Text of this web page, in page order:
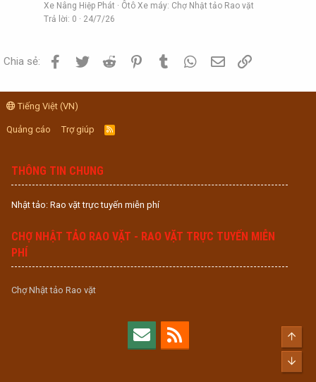
Xe Nâng Hiệp Phát
Ôtô Xe máy: Chợ Nhật tảo Rao vặt
Trả lời 0 24/7/26
Chia sẻ: Facebook
Twitter Reddit PinterestTumblr WhatsApp
Email
Tiếng Việt (VN)
Quảng cáo Trợ giúp
R
S
THÔNG TIN CHUNG
Nhật tảo: Rao vặt trực tuyến miễn phí
CHỢ NHẬT TẢO RAO VẶT - RAO VẶT TRỰC TUYẾN MIỄN
PHÍ
Chợ Nhật tảo Rao vặt
Top